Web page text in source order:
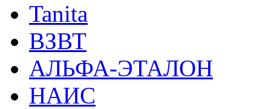
Tanita
ВЗВТ
АЛЬФА-ЭТАЛОН
НАИС